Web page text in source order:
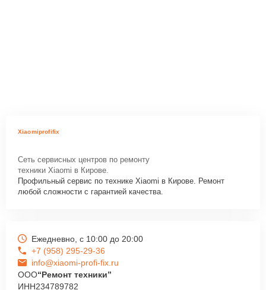
Xiaomiprofifix
Сеть сервисных центров по ремонту
техники Xiaomi в Кирове.
Профильный сервис по технике Xiaomi в Кирове. Ремонт
любой сложности с гарантией качества.
Ежедневно, с 10:00 до 20:00
+7 (958) 295-29-36
info@xiaomi-profi-fix.ru
ООО“Ремонт техники”
ИНН234789782